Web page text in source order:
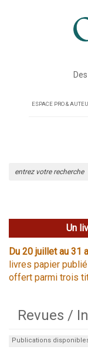
ESPACE PRO &
Un
Du 20 juillet au 31
livres papier
offert parmi trois
Revues /
Publications